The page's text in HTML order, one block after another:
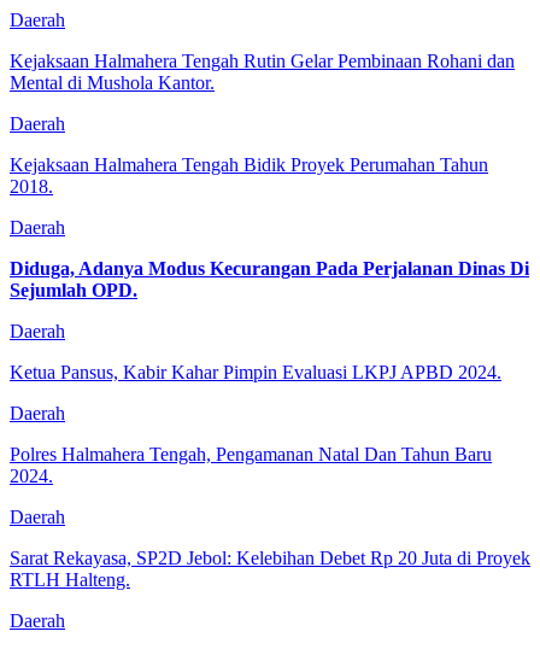
Daerah
Kejaksaan Halmahera Tengah Rutin Gelar Pembinaan Rohani dan
Mental di Mushola Kantor.
Daerah
Kejaksaan Halmahera Tengah Bidik Proyek Perumahan Tahun
2018.
Daerah
Diduga, Adanya Modus Kecurangan Pada Perjalanan Dinas Di
Sejumlah OPD.
Daerah
Ketua Pansus, Kabir Kahar Pimpin Evaluasi LKPJ APBD 2024.
Daerah
Polres Halmahera Tengah, Pengamanan Natal Dan Tahun Baru
2024.
Daerah
Sarat Rekayasa, SP2D Jebol: Kelebihan Debet Rp 20 Juta di Proyek
RTLH Halteng.
Daerah